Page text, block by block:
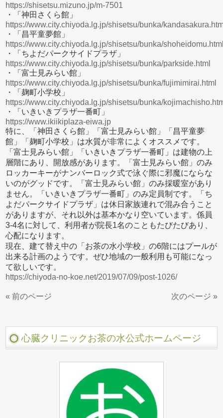
https://shisetsu.mizuno.jp/m-7501
・「神田さくら館」
https://www.city.chiyoda.lg.jp/shisetsu/bunka/
・「昌平童夢館」
https://www.city.chiyoda.lg.jp/shisetsu/bunka/
・「ちよだパークサイドプラザ」
https://www.city.chiyoda.lg.jp/shisetsu/bunka/parkside.html
・「富士見みらい館」
https://www.city.chiyoda.lg.jp/shisetsu/bunka/fujimimirai.html
・「麹町小学校」
https://www.city.chiyoda.lg.jp/shisetsu/bunka/
・「いきいきプラザ一番町」
https://www.ikiikiplaza-eiwa.jp
特に、「神田さくら館」「富士見みらい館」「昌平童夢
館」「麹町小学校」は水質が非常によくオススメです。
「富士見みらい館」「いきいきプラザ一番町」は建物の上
層階にあり、開放感があります。「富士見みらい館」のみ
ロッカーキーがナンバーロック式で泳ぐ際に邪魔にならな
いのがグッドです。「富士見みらい館」のみ採暖室があり
ません。「いきいきプラザ一番町」のみ定員制です。「ち
よだパークサイドプラザ」は休日家族連れで混み合うこと
がありますが、それ以外は基本かなり空いています。係員
3-4名に対して、利用者が院長1名のこともたびたびあり、
心配になります。
現在、建て替え中の「お茶の水小学校」の6階にはプールが
出来る計画のようです。ぜひ地域の一般利用も可能になっ
て欲しいです。
https://chiyoda-no-koe.net/2019/07/09/post-1026/
« 前のページ 次のページ »
心臓クリニックお茶の水公式ホームページ